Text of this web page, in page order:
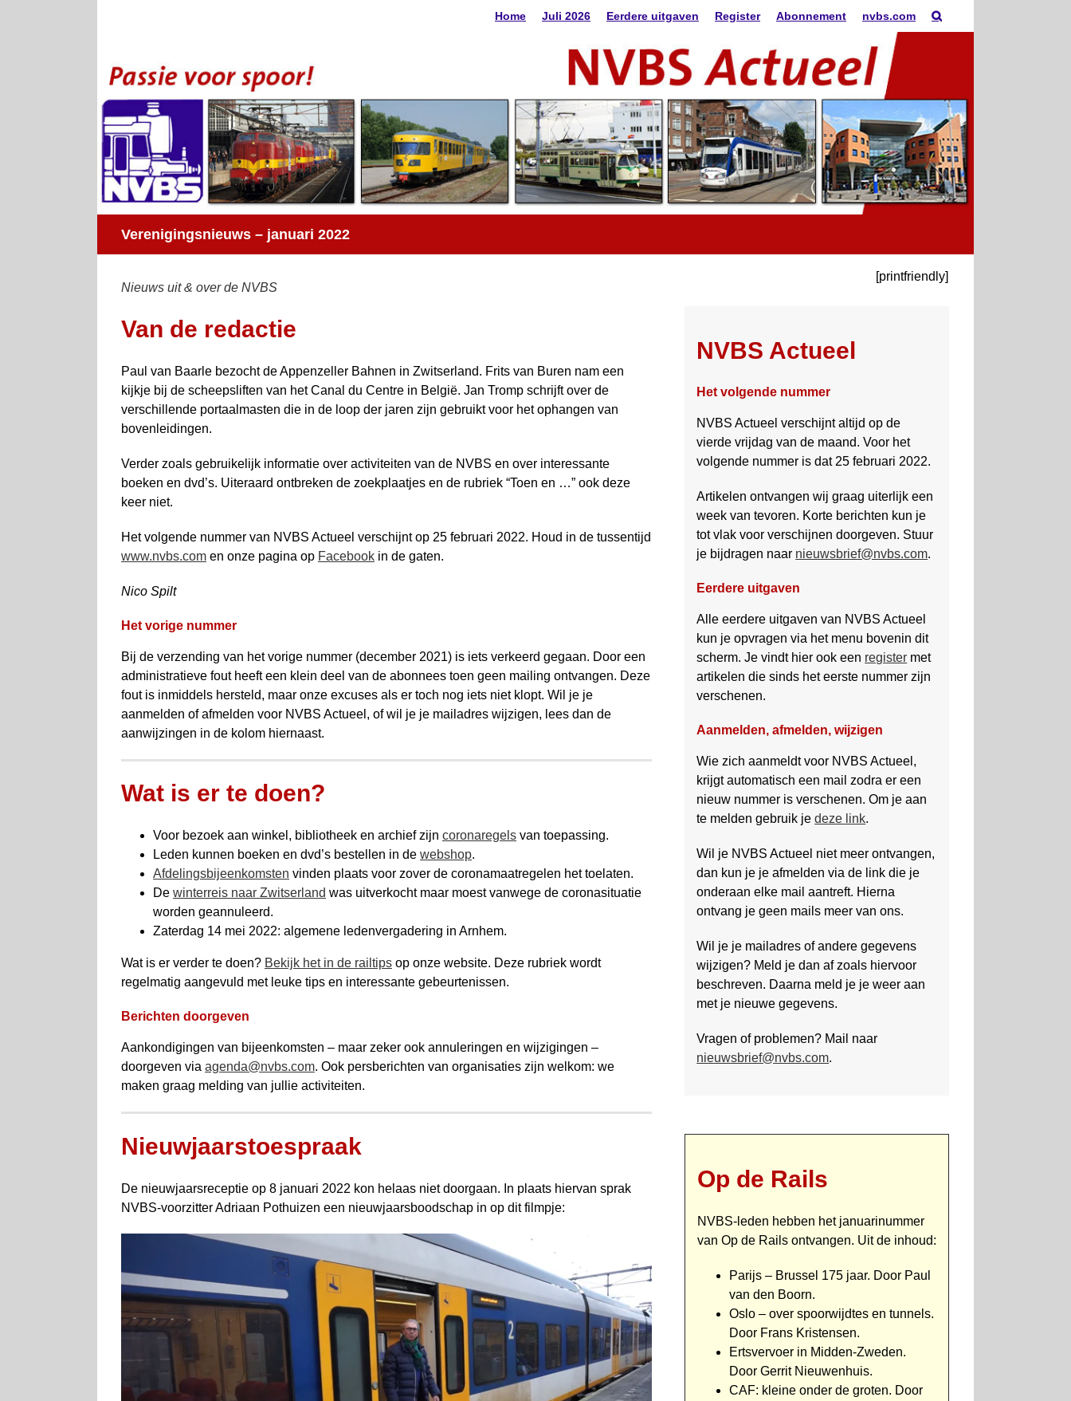
Home Juli 2026 Eerdere uitgaven Register Abonnement nvbs.com
Verenigingsnieuws – januari 2022
Nieuws uit & over de NVBS
Van de redactie
Paul van Baarle bezocht de Appenzeller Bahnen in Zwitserland. Frits van Buren nam een
kijkje bij de scheepsliften van het Canal du Centre in België. Jan Tromp schrijft over de
verschillende portaalmasten die in de loop der jaren zijn gebruikt voor het ophangen van
boven­leidingen.
Verder zoals gebruikelijk informatie over activiteiten van de NVBS en over interes­sante
boeken en dvd’s. Uiteraard ont­breken de zoek­plaatjes en de rubriek “Toen en …” ook deze
keer niet.
Het volgende nummer van NVBS Actueel verschijnt op 25 februari 2022. Houd in de tussentijd
www.nvbs.com en onze pagina op Facebook in de gaten.
Nico Spilt
Het vorige nummer
Bij de verzending van het vorige nummer (december 2021) is iets verkeerd gegaan. Door een
administratieve fout heeft een klein deel van de abonnees toen geen mailing ontvangen. Deze
fout is inmiddels hersteld, maar onze excuses als er toch nog iets niet klopt. Wil je je
aanmelden of afmelden voor NVBS Actueel, of wil je je mailadres wijzigen, lees dan de
aanwijzingen in de kolom hiernaast.
Wat is er te doen?
Voor bezoek aan winkel, bibliotheek en archief zijn corona­regels van toe­passing.
Leden kunnen boeken en dvd’s bestellen in de webshop.
Afdelingsbijeenkomsten vinden plaats voor zover de corona­­maatregelen het toelaten.
De winterreis naar Zwitserland was uitverkocht maar moest vanwege de coronasituatie
worden geannuleerd.
Zaterdag 14 mei 2022: algemene leden­vergadering in Arnhem.
Wat is er verder te doen? Bekijk het in de railtips op onze website. Deze rubriek wordt
regelmatig aangevuld met leuke tips en interessante gebeurtenissen.
Berichten doorgeven
Aankondigingen van bijeenkomsten – maar zeker ook annuleringen en wijzigingen –
doorgeven via agenda@nvbs.com. Ook persberichten van organisaties zijn welkom: we
maken graag melding van jullie activiteiten.
Nieuwjaarstoespraak
De nieuwjaarsreceptie op 8 januari 2022 kon helaas niet doorgaan. In plaats hiervan sprak
NVBS-voorzitter Adriaan Pothuizen een nieuwjaarsboodschap in op dit filmpje:
[printfriendly]
NVBS Actueel
Het volgende nummer
NVBS Actueel verschijnt altijd op de
vierde vrijdag van de maand. Voor het
volgende nummer is dat 25 februari 2022.
Artikelen ontvangen wij graag uiter­lijk een
week van tevoren. Korte berichten kun je
tot vlak voor ver­schij­nen doorgeven. Stuur
je bij­dragen naar nieuwsbrief@nvbs.com.
Eerdere uitgaven
Alle eerdere uitgaven van NVBS Actueel
kun je opvragen via het menu bovenin dit
scherm. Je vindt hier ook een register met
artikelen die sinds het eerste nummer zijn
verschenen.
Aanmelden, afmelden, wijzigen
Wie zich aanmeldt voor NVBS Actueel,
krijgt automatisch een mail zodra er een
nieuw nummer is verschenen. Om je aan
te melden gebruik jedeze link.
Wil je NVBS Actueel niet meer ontvangen,
dan kun je je afmelden via de link die je
onderaan elke mail aantreft. Hierna
ontvang je geen mails meer van ons.
Wil je je mailadres of andere gegevens
wijzigen? Meld je dan af zoals hiervoor
beschreven. Daarna meld je je weer aan
met je nieuwe gegevens.
Vragen of problemen? Mail naar
nieuwsbrief@nvbs.com.
Op de Rails
NVBS-leden hebben het januari­nummer
van Op de Rails ont­vangen. Uit de inhoud:
Parijs – Brussel 175 jaar. Door Paul
van den Boorn.
Oslo – over spoorwijdtes en tunnels.
Door Frans Kristensen.
Ertsvervoer in Midden-Zweden.
Door Gerrit Nieuwenhuis.
CAF: kleine onder de groten. Door